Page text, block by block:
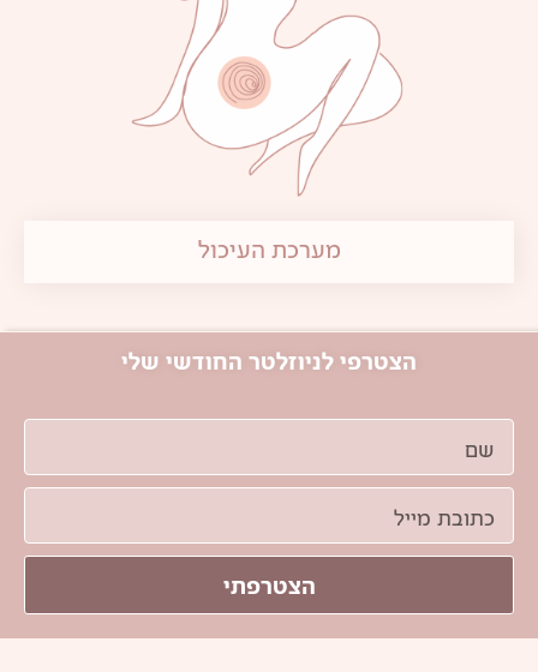
מערכת העיכול
הצטרפי לניוזלטר החודשי שלי
הצטרפתי